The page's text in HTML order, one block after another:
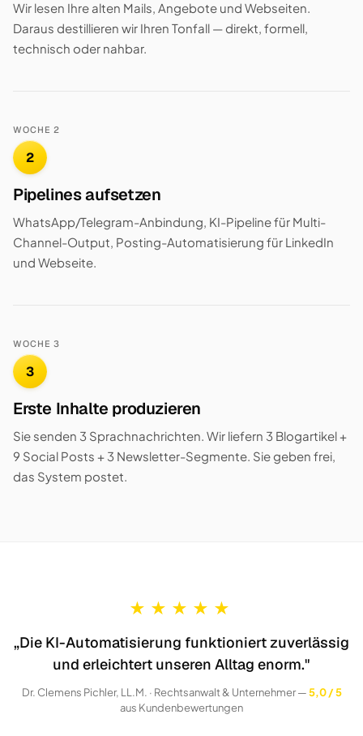
Wir lesen Ihre alten Mails, Angebote und Webseiten.
Daraus destillieren wir Ihren Tonfall — direkt, formell,
technisch oder nahbar.
WOCHE 2
2
Pipelines aufsetzen
WhatsApp/Telegram-Anbindung, KI-Pipeline für Multi-
Channel-Output, Posting-Automatisierung für LinkedIn
und Webseite.
WOCHE 3
3
Erste Inhalte produzieren
Sie senden 3 Sprachnachrichten. Wir liefern 3 Blogartikel +
9 Social Posts + 3 Newsletter-Segmente. Sie geben frei,
das System postet.
★ ★ ★ ★ ★
„Die KI-Automatisierung funktioniert zuverlässig
und erleichtert unseren Alltag enorm."
Dr. Clemens Pichler, LL.M. · Rechtsanwalt & Unternehmer —5,0 / 5
aus Kundenbewertungen